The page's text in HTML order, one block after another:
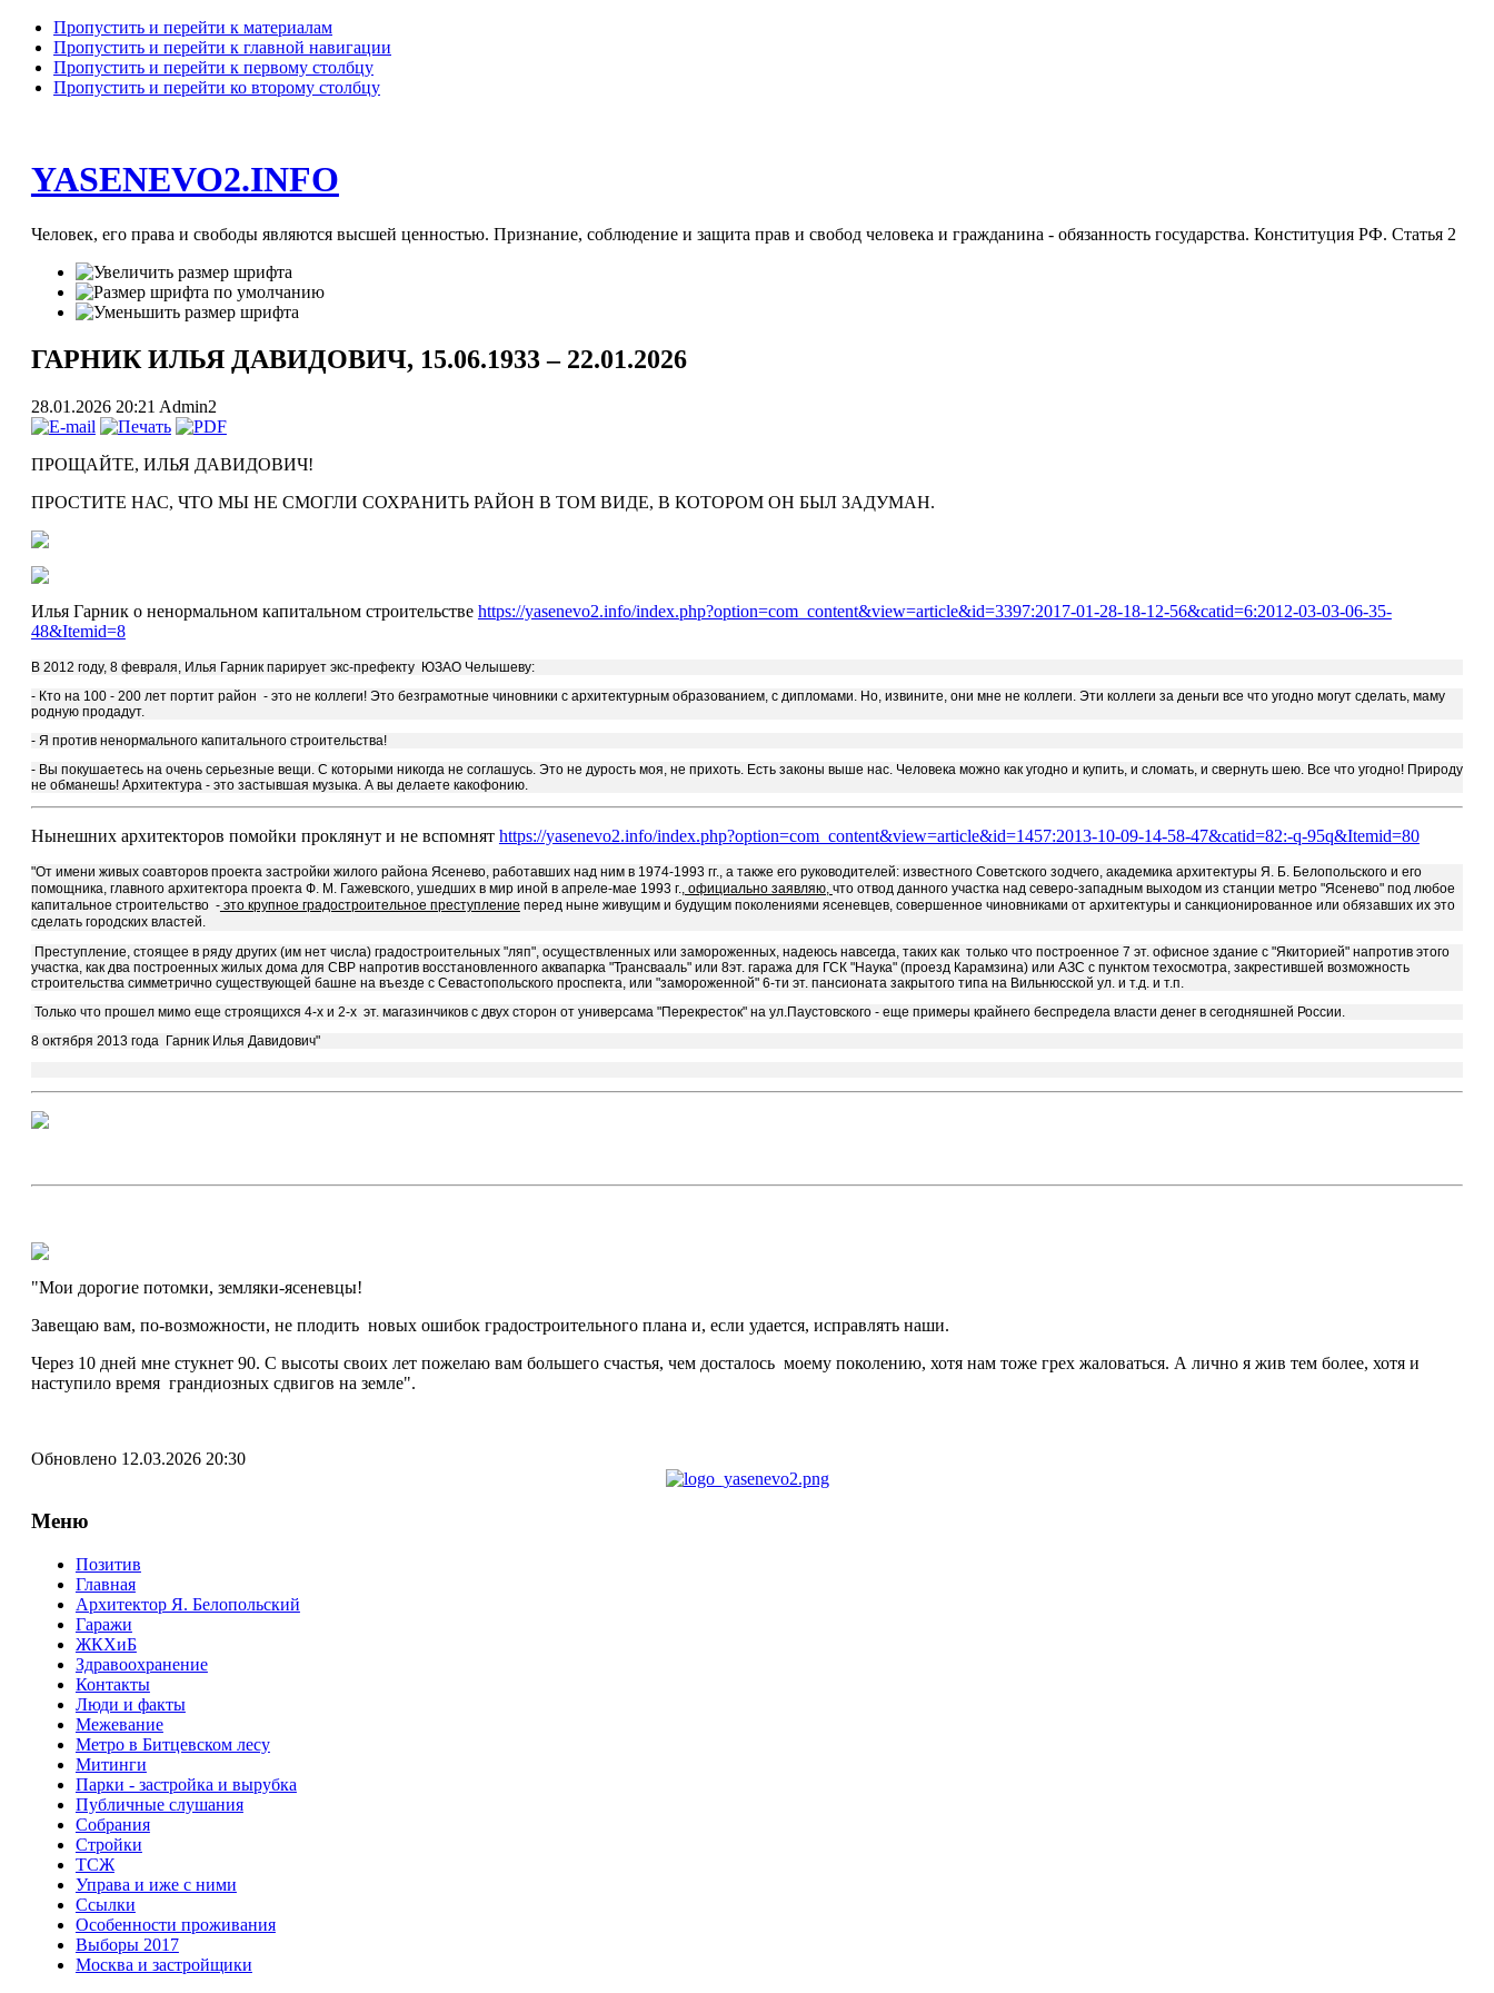
Пропустить и перейти к материалам
Пропустить и перейти к главной навигации
Пропустить и перейти к первому столбцу
Пропустить и перейти ко второму столбцу
YASENEVO2.INFO
Человек, его права и свободы являются высшей ценностью. Признание, соблюдение и защита прав и свобод человека и гражданина - обязанность государства. Конституция РФ. Статья 2
ГАРНИК ИЛЬЯ ДАВИДОВИЧ, 15.06.1933 – 22.01.2026
28.01.2026 20:21 Admin2
ПРОЩАЙТЕ, ИЛЬЯ ДАВИДОВИЧ!
ПРОСТИТЕ НАС, ЧТО МЫ НЕ СМОГЛИ СОХРАНИТЬ РАЙОН В ТОМ ВИДЕ, В КОТОРОМ ОН БЫЛ ЗАДУМАН.
Илья Гарник о ненормальном капитальном строительстве https://yasenevo2.info/index.php?option=com_content&view=article&id=3397:2017-01-28-18-12-56&catid=6:2012-03-03-06-35-
48&Itemid=8
В 2012 году, 8 февраля, Илья Гарник парирует экс-префекту ЮЗАО Челышеву:
- Кто на 100 - 200 лет портит район - это не коллеги! Это безграмотные чиновники с архитектурным образованием, с дипломами. Но, извините, они мне не коллеги. Эти коллеги за деньги все что угодно могут сделать, маму
родную продадут.
- Я против ненормального капитального строительства!
- Вы покушаетесь на очень серьезные вещи. С которыми никогда не соглашусь. Это не дурость моя, не прихоть. Есть законы выше нас. Человека можно как угодно и купить, и сломать, и свернуть шею. Все что угодно! Природу
не обманешь! Архитектура - это застывшая музыка. А вы делаете какофонию.
Нынешних архитекторов помойки проклянут и не вспомнят https://yasenevo2.info/index.php?option=com_content&view=article&id=1457:2013-10-09-14-58-47&catid=82:-q-95q&Itemid=80
"От имени живых соавторов проекта застройки жилого района Ясенево, работавших над ним в 1974-1993 гг., а также его руководителей: известного Советского зодчего, академика архитектуры Я. Б. Белопольского и его
помощника, главного архитектора проекта Ф. М. Гажевского, ушедших в мир иной в апреле-мае 1993 г., официально заявляю, что отвод данного участка над северо-западным выходом из станции метро "Ясенево" под любое
капитальное строительство -это крупное градостроительное преступление перед ныне живущим и будущим поколениями ясеневцев, совершенное чиновниками от архитектуры и санкционированное или обязавших их это
сделать городских властей.
Преступление, стоящее в ряду других (им нет числа) градостроительных "ляп", осуществленных или замороженных, надеюсь навсегда, таких как только что построенное 7 эт. офисное здание с "Якиторией" напротив этого
участка, как два построенных жилых дома для СВР напротив восстановленного аквапарка "Трансвааль" или 8эт. гаража для ГСК "Наука" (проезд Карамзина) или АЗС с пунктом техосмотра, закрестившей возможность
строительства симметрично существующей башне на въезде с Севастопольского проспекта, или "замороженной" 6-ти эт. пансионата закрытого типа на Вильнюсской ул. и т.д. и т.п.
Только что прошел мимо еще строящихся 4-х и 2-х эт. магазинчиков с двух сторон от универсама "Перекресток" на ул.Паустовского - еще примеры крайнего беспредела власти денег в сегодняшней России.
8 октября 2013 года Гарник Илья Давидович"
"Мои дорогие потомки, земляки-ясеневцы!
Завещаю вам, по-возможности, не плодить новых ошибок градостроительного плана и, если удается, исправлять наши.
Через 10 дней мне стукнет 90. С высоты своих лет пожелаю вам большего счастья, чем досталось моему поколению, хотя нам тоже грех жаловаться. А лично я жив тем более, хотя и
наступило время грандиозных сдвигов на земле".
Обновлено 12.03.2026 20:30
Меню
Позитив
Главная
Архитектор Я. Белопольский
Гаражи
ЖКХиБ
Здравоохранение
Контакты
Люди и факты
Межевание
Метро в Битцевском лесу
Митинги
Парки - застройка и вырубка
Публичные слушания
Собрания
Стройки
ТСЖ
Управа и иже с ними
Ссылки
Особенности проживания
Выборы 2017
Москва и застройщики